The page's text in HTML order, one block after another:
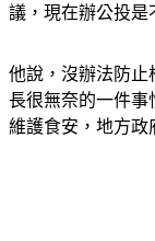
長很無奈的一件事
維護食安，地方政